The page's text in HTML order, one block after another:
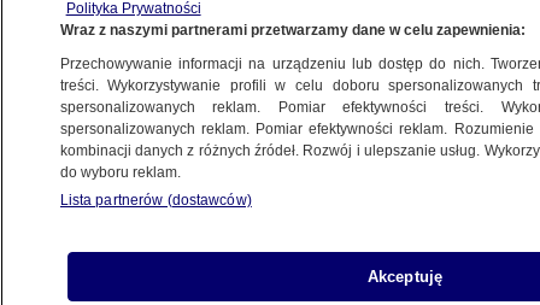
To toporek
Oprac.Katarzyna Kędra
1.06.2026, 18:51
Posłuchaj artykułu
Czyta lektor AI
Polityka Prywatności
Wraz z naszymi partnerami przetwarzamy dane w celu zapewnienia:
Przechowywanie informacji na urządzeniu lub dostęp do nich.
treści. Wykorzystywanie profili w celu doboru spersonalizowanych
spersonalizowanych reklam. Pomiar efektywności treści.
spersonalizowanych reklam. Pomiar efektywności reklam.
kombinacji danych z różnych źródeł. Rozwój i ulepszanie usług.
do wyboru reklam.
Lista partnerów (dostawców)
Akceptuję